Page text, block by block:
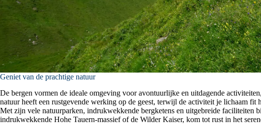
Geniet van de prachtige natuur
De bergen vormen de ideale omgeving voor avontuurlijke en uitdagende
natuur heeft een rustgevende werking op de geest, terwijl de activiteit je lichaam
Met zijn vele natuurparken, indrukwekkende bergketens en uitgebreide faciliteiten
indrukwekkende Hohe Tauern-massief of de Wilder Kaiser, kom tot rust in het